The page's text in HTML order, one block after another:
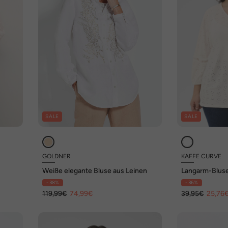
SALE
GOLDNER
Weiße elegante Bluse aus Leinen
- 38%
119,99€ 74,99€
SALE
KAFFE CURVE
Langarm-
- 36%
39,95€